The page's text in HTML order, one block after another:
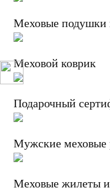
Меховые подушки
Меховой коврик
Подарочный
Мужские меховые
Меховые жилеты